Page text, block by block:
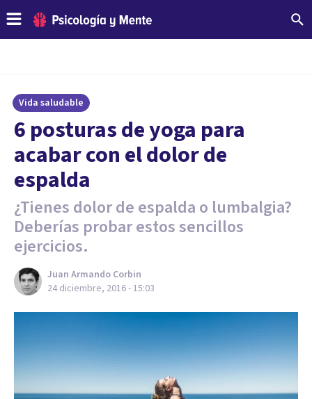
Vida saludable
​6 posturas de yoga para
acabar con el dolor de
espalda
¿Tienes dolor de espalda o lumbalgia?
Deberías probar estos sencillos
ejercicios.
Juan Armando Corbin
24 diciembre, 2016 - 15:03